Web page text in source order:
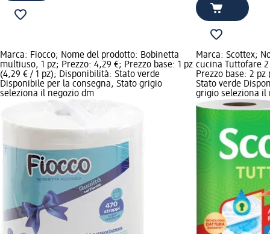
Marca: Fiocco; Nome del prodotto: Bobinetta
multiuso, 1 pz; Prezzo: 4,29 €; Prezzo base: 1 pz
(4,29 € / 1 pz); Disponibilità: Stato verde
Disponibile per la consegna, Stato grigio
seleziona il negozio dm
Marca: Scottex;
cucina Tuttofare
Prezzo base: 2
Stato verde
grigio seleziona il